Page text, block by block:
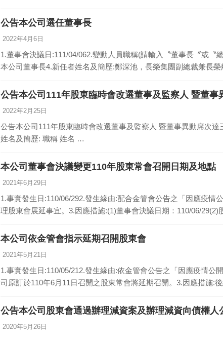
公告本公司選任董事長
2022年4月6日
1.董事會決議日:111/04/062.變動人員職稱(請輸入〝董事長〞或〝
本公司董事長4.新任者姓名及簡歷:鄭深池，長榮集團副總裁兼長
公告本公司111年股東臨時會改選董事及監察人 暨董事
2022年2月25日
公告本公司111年股東臨時會改選董事及監察人 暨董事異動席次達三分之一 1.發生變動日期:111/
姓名及簡歷: 職稱 姓名 …
本公司董事會決議變更110年股東常會召開日期及地點
2021年6月29日
1.事實發生日:110/06/292.發生緣由:配合金管會公告之「因應疫情
理股東會展延事宜。3.因應措施:(1)董事會決議日期：110/06/29(2)
本公司依金管會指示延期召開股東會
2021年5月21日
1.事實發生日:110/05/212.發生緣由:依金管會公告之「因應疫情公
司原訂於110年6月11日召開之股東常會將延期召開。3.因應措施:
公告本公司股東會通過辦理減資案及辦理減資向債權人
2020年5月26日